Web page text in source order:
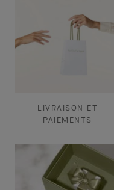
LIVRAISON ET
PAIEMENTS